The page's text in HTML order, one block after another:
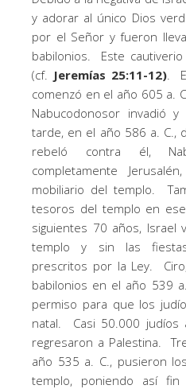
y adorar al único Dios
por el Señor y fueron
babilonios. Este
(cf. Jeremías 25:11-12).
comenzó en el año 605 a.
Nabucodonosor invadió
tarde, en el año 586 a. C.,
rebeló contra él,
completamente
mobiliario del templo.
tesoros del templo en
siguientes 70 años, Israel
templo y sin las
prescritos por la Ley.
babilonios en el año 539
permiso para que los
natal. Casi 50.000 judíos
regresaron a Palestina.
año 535 a. C., pusieron
templo, poniendo así